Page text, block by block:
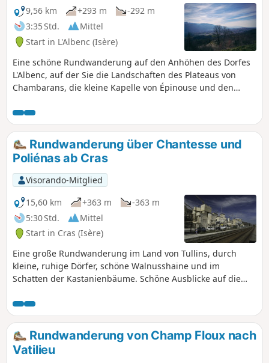
9,56 km
+293 m
-292 m
3:35 Std.
Mittel
Start in L'Albenc (Isère)
Eine schöne Rundwanderung auf den Anhöhen des Dorfes
L'Albenc, auf der Sie die Landschaften des Plateaus von
Chambarans, die kleine Kapelle von Épinouse und den
entdecken können.
Rundwanderung über Chantesse und
Poliénas ab Cras
Visorando-Mitglied
15,60 km
+363 m
-363 m
5:30 Std.
Mittel
Start in Cras (Isère)
Eine große Rundwanderung im Land von Tullins, durch
kleine, ruhige Dörfer, schöne Walnusshaine und im
Schatten der Kastanienbäume. Schöne Ausblicke auf die
Rundwanderung von Champ Floux nach
Vatilieu